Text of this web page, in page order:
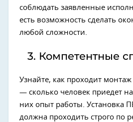
соблюдать заявленные
есть возможность сделать
любой сложности.
3. Компетентные
Узнайте, как проходит
— сколько человек приедет
них опыт работы. Установка
должна проходить строго по